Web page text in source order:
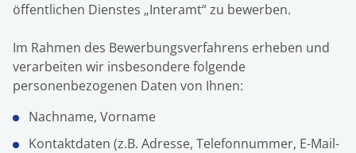
öffentlichen Dienstes „Interamt“ zu bewerben.
Im Rahmen des Bewerbungsverfahrens erheben und
verarbeiten wir insbesondere folgende
personenbezogenen Daten von Ihnen:
Nachname, Vorname
Kontaktdaten (z.B. Adresse, Telefonnummer, E-Mail-